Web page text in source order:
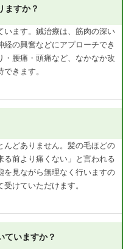
ますか？
います。鍼治療は、筋肉の深い
経の興奮などにアプローチでき
・腰痛・頭痛など、なかなか改
きます。
んどありません。髪の毛ほどの
る前より痛くない」と言われる
を見ながら無理なく行いますの
けていただけます。
ていますか？